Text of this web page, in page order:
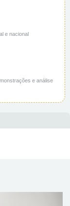
e nacional
e análise